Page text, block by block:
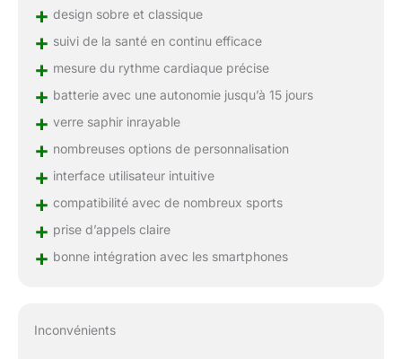
+ design sobre et classique
+ suivi de la santé en continu efficace
+ mesure du rythme cardiaque précise
+ batterie avec une autonomie jusqu’à 15 jours
+ verre saphir inrayable
+ nombreuses options de personnalisation
+ interface utilisateur intuitive
+ compatibilité avec de nombreux sports
+ prise d’appels claire
+ bonne intégration avec les smartphones
Inconvénients